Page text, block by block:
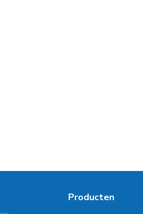
Producten